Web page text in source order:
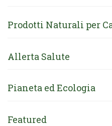
Prodotti Naturali per
Allerta Salute
Pianeta ed Ecologia
Featured